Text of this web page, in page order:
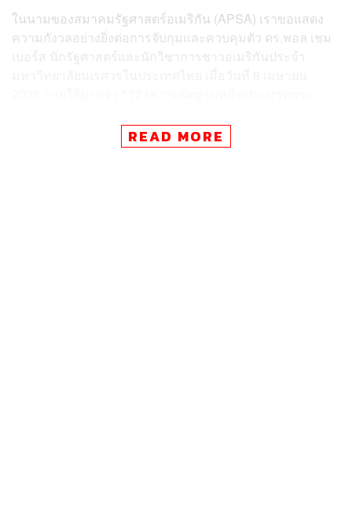
ในนามของสมาคมรัฐศาสตร์อเมริกัน (APSA) เราขอแสดง
ความกังวลอย่างยิ่งต่อการจับกุมและควบคุมตัว ดร.พอล เชม
เบอร์ส นักรัฐศาสตร์และนักวิชาการชาวอเมริกันประจำ
แม้ว่าปัจจุบัน ดร.เชมเบอร์ส จะได้รับการประกันตัว แต่วีซ่า
ของเขาถูกเพิกถอน หนังสือเดินทางและคอมพิวเตอร์
READ MORE